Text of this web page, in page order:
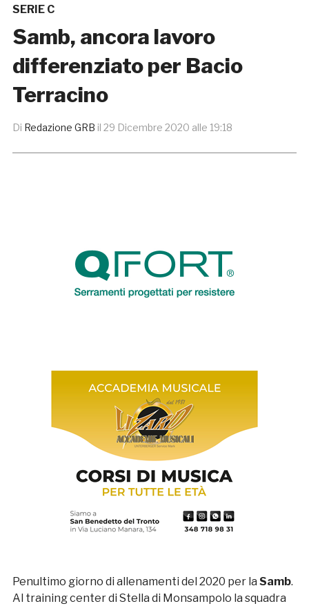
SERIE C
Samb, ancora lavoro
differenziato per Bacio
Terracino
Di Redazione GRB il 29 Dicembre 2020 alle 19:18
Penultimo giorno di allenamenti del 2020 per la Samb.
Al training center di Stella di Monsampolo la squadra